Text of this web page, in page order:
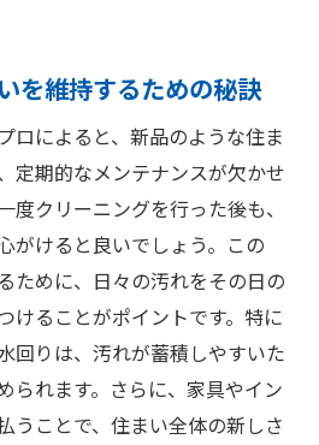
を維持するための秘訣
ロによると、新品のような住ま
定期的なメンテナンスが欠かせ
度クリーニングを行った後も、
がけると良いでしょう。この
ために、日々の汚れをその日の
けることがポイントです。特に
回りは、汚れが蓄積しやすいた
られます。さらに、家具やイン
うことで、住まい全体の新しさ